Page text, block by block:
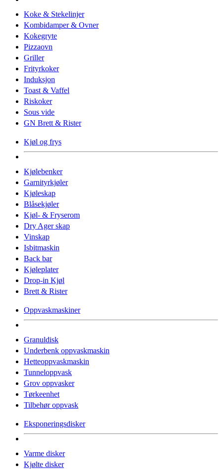
Koke & Stekelinjer
Kombidamper & Ovner
Kokegryte
Pizzaovn
Griller
Frityrkoker
Induksjon
Toast & Vaffel
Riskoker
Sous vide
GN Brett & Rister
Kjøl og frys
Kjølebenker
Garnityrkjøler
Kjøleskap
Blåsekjøler
Kjøl- & Fryserom
Dry Ager skap
Vinskap
Isbitmaskin
Back bar
Kjøleplater
Drop-in Kjøl
Brett & Rister
Oppvaskmaskiner
Granuldisk
Underbenk oppvaskmaskin
Hetteoppvaskmaskin
Tunneloppvask
Grov oppvasker
Tørkeenhet
Tilbehør oppvask
Eksponeringsdisker
Varme disker
Kjølte disker